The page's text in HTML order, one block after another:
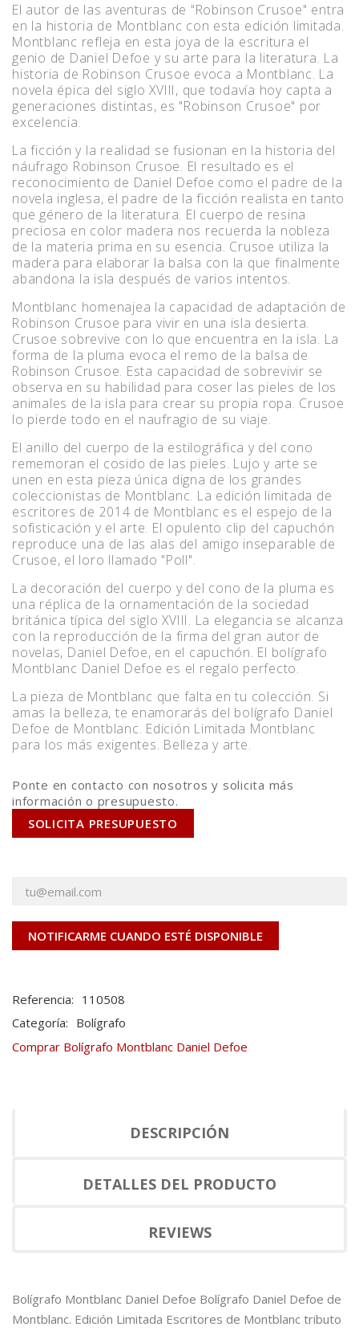
El autor de las aventuras de "Robinson Crusoe" entra
en la historia de Montblanc con esta edición limitada.
Montblanc refleja en esta joya de la escritura el
genio de Daniel Defoe y su arte para la literatura. La
historia de Robinson Crusoe evoca a Montblanc. La
novela épica del siglo XVIII, que todavía hoy capta a
generaciones distintas, es "Robinson Crusoe" por
excelencia.
La ficción y la realidad se fusionan en la historia del
náufrago Robinson Crusoe. El resultado es el
reconocimiento de Daniel Defoe como el padre de la
novela inglesa, el padre de la ficción realista en tanto
que género de la literatura. El cuerpo de resina
preciosa en color madera nos recuerda la nobleza
de la materia prima en su esencia. Crusoe utiliza la
madera para elaborar la balsa con la que finalmente
abandona la isla después de varios intentos.
Montblanc homenajea la capacidad de adaptación de
Robinson Crusoe para vivir en una isla desierta.
Crusoe sobrevive con lo que encuentra en la isla. La
forma de la pluma evoca el remo de la balsa de
Robinson Crusoe. Esta capacidad de sobrevivir se
observa en su habilidad para coser las pieles de los
animales de la isla para crear su propia ropa. Crusoe
lo pierde todo en el naufragio de su viaje.
El anillo del cuerpo de la estilográfica y del cono
rememoran el cosido de las pieles. Lujo y arte se
unen en esta pieza única digna de los grandes
coleccionistas de Montblanc. La edición limitada de
escritores de 2014 de Montblanc es el espejo de la
sofisticación y el arte. El opulento clip del capuchón
reproduce una de las alas del amigo inseparable de
Crusoe, el loro llamado "Poll".
La decoración del cuerpo y del cono de la pluma es
una réplica de la ornamentación de la sociedad
británica típica del siglo XVIII. La elegancia se alcanza
con la reproducción de la firma del gran autor de
novelas, Daniel Defoe, en el capuchón. El bolígrafo
Montblanc Daniel Defoe es el regalo perfecto.
La pieza de Montblanc que falta en tu colección. Si
amas la belleza, te enamorarás del bolígrafo Daniel
Defoe de Montblanc. Edición Limitada Montblanc
para los más exigentes. Belleza y arte.
Ponte en contacto con nosotros y solicita más
información o presupuesto.
SOLICITA PRESUPUESTO
NOTIFICARME CUANDO ESTÉ DISPONIBLE
Referencia: 110508
Categoría: Bolígrafo
Comprar Bolígrafo Montblanc Daniel Defoe
DESCRIPCIÓN
DETALLES DEL PRODUCTO
REVIEWS
Bolígrafo Montblanc Daniel Defoe Bolígrafo Daniel Defoe de
Montblanc. Edición Limitada Escritores de Montblanc tributo